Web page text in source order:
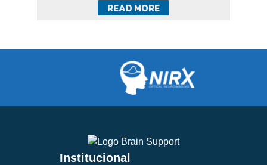
READ MORE
Institucional